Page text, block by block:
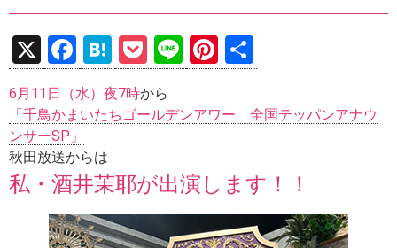
X
F
a
ce
b
o
o
k
H
at
e
n
P
o
ck
et
Li
n
e
Pi
nt
er
es
有
6月11日（水）夜7時から
「千鳥かまいたちゴールデンアワー 全国テッパンアナウ
ンサーSP」
秋田放送からは
私・酒井茉耶が出演します！！